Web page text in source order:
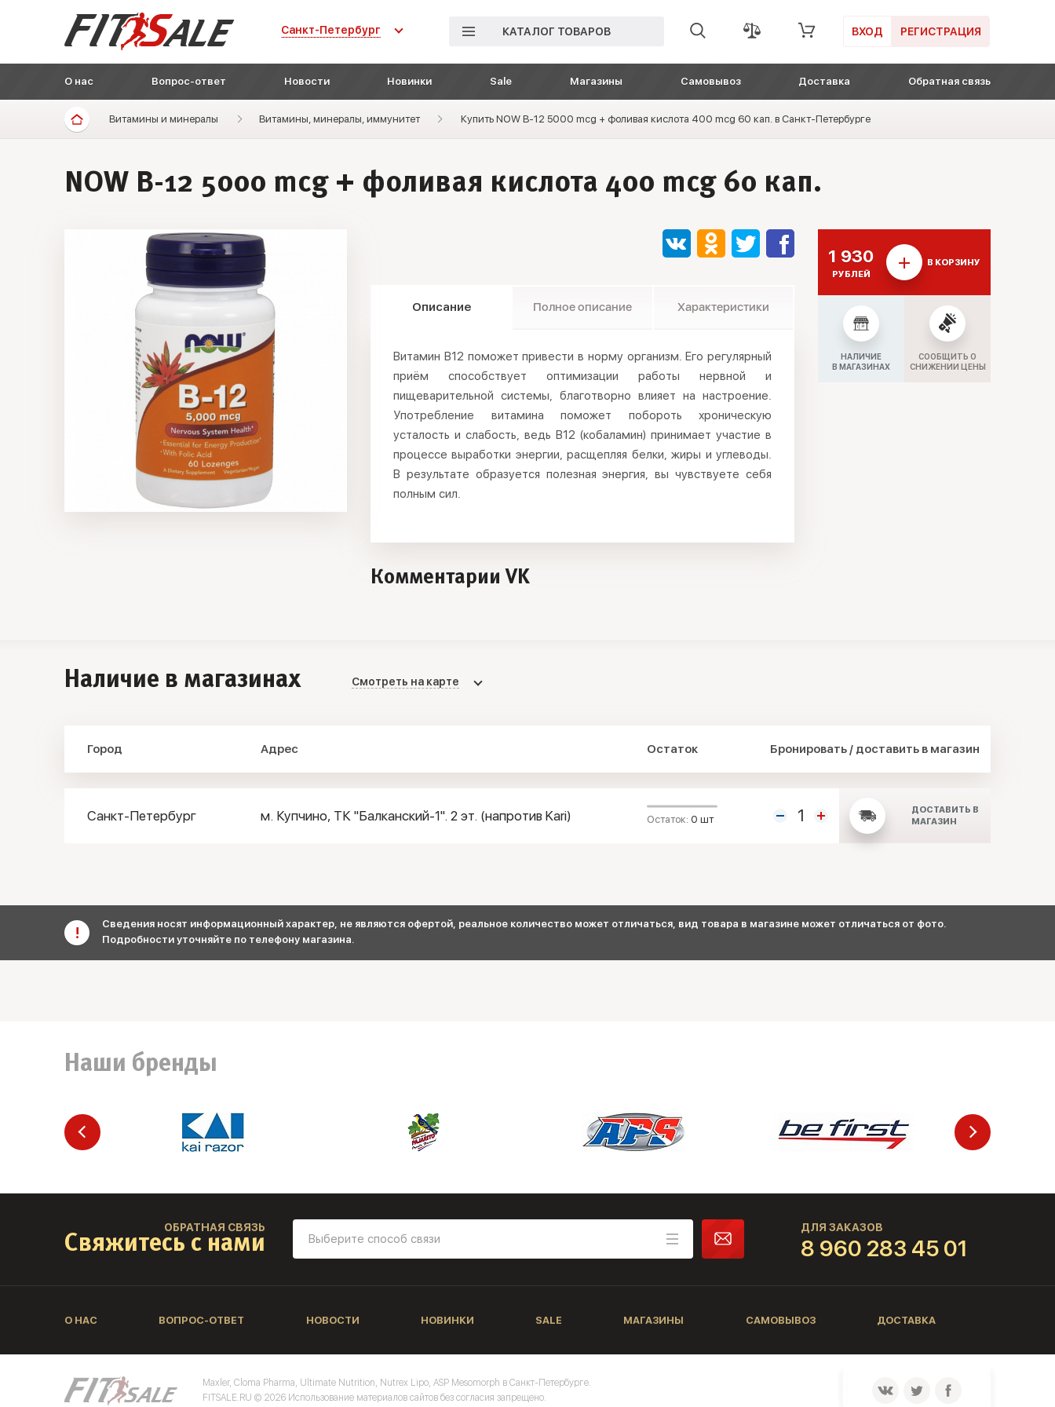
Санкт-Петербург КАТАЛОГ ТОВАРОВ ВХОД РЕГИСТРАЦИЯ
О нас Вопрос-ответ Новости Новинки Sale Магазины Самовывоз Доставка Обратная связь
Витамины и минералы Витамины, минералы, иммунитет Купить NOW B-12 5000 mсg + фоливая кислота 400 mcg 60 кап. в Санкт-Петербурге
NOW B-12 5000 mсg + фоливая кислота 400 mcg 60 кап.
Описание Полное описание Характеристики
Витамин B12 поможет привести в норму организм. Его регулярный
приём способствует оптимизации работы нервной и
пищеварительной системы, благотворно влияет на настроение.
Употребление витамина поможет побороть хроническую
усталость и слабость, ведь B12 (кобаламин) принимает участие в
процессе выработки энергии, расщепляя белки, жиры и углеводы.
В результате образуется полезная энергия, вы чувствуете себя
полным сил.
Комментарии VK
1 930
РУБЛЕЙ
В КОРЗИНУ
НАЛИЧИЕ
В МАГАЗИНАХ
СООБЩИТЬ О
СНИЖЕНИИ ЦЕНЫ
Наличие в магазинах Смотреть на карте
Город Адрес Остаток Бронировать / доставить в магазин
Санкт-Петербург м. Купчино, ТК "Балканский-1". 2 эт. (напротив Kari) Остаток: 0 шт
ДОСТАВИТЬ В
МАГАЗИН
Сведения носят информационный характер, не являются офертой, реальное количество может отличаться, вид товара в магазине может отличаться от фото.
Подробности уточняйте по телефону магазина.
Наши бренды
ОБРАТНАЯ СВЯЗЬ
Свяжитесь с нами
ДЛЯ ЗАКАЗОВ
8 960 283 45 01
О НАС ВОПРОС-ОТВЕТ НОВОСТИ НОВИНКИ SALE МАГАЗИНЫ САМОВЫВОЗ ДОСТАВКА
Maxler, Cloma Pharma, Ultimate Nutrition, Nutrex Lipo, ASP Mesomorph в Санкт-Петербурге.
FITSALE.RU © 2026 Использование материалов сайтов без согласия запрещено.